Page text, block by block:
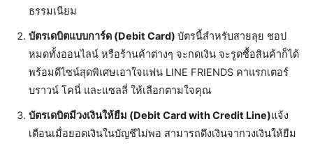
ธรรมเนียม
บัตรเดบิตแบบการ์ด (Debit Card) บัตรนี้สำหรับสายลุย ชอป
หมดทั้งออนไลน์ หรือร้านค้าต่างๆ จะกดเงิน จะรูดซื้อสินค้าก็ได้
พร้อมดีไซน์สุดพิเศษเอาใจแฟน LINE FRIENDS คาแรกเตอร์
บราวน์ โคนี่ และแซลลี่ ให้เลือกตามใจคุณ
บัตรเดบิตมีวงเงินให้ยืม (Debit Card with Credit Line)แจ้ง
เตือนเมื่อยอดเงินในบัญชีไม่พอ สามารถดึงเงินจากวงเงินให้ยืม